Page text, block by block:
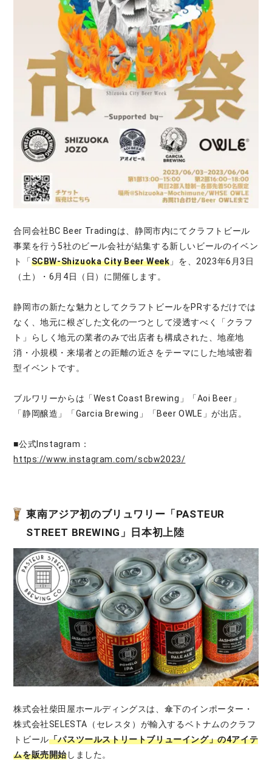
合同会社BC Beer Tradingは、静岡市内にてクラフトビール
事業を行う5社のビール会社が結集する新しいビールのイベン
ト「SCBW-Shizuoka City Beer Week 」を、2023年6月3日
（土）・6月4日（日）に開催します。
静岡市の新たな魅力としてクラフトビールをPRするだけでは
なく、地元に根ざした文化の一つとして浸透すべく「クラフ
ト」らしく地元の業者のみで出店者も構成された、地産地
消・小規模・来場者との距離の近さをテーマにした地域密着
型イベントです。
ブルワリーからは「West Coast Brewing」「Aoi Beer」
「静岡醸造」「Garcia Brewing」「Beer OWLE」が出店。
■公式Instagram：
https://www.instagram.com/scbw2023/
東南アジア初のブリュワリー「PASTEUR
STREET BREWING」日本初上陸
株式会社柴田屋ホールディングスは、傘下のインポーター・
株式会社SELESTA（セレスタ）が輸入するベトナムのクラフ
トビール「パスツールストリートブリューイング」の4アイテ
ムを販売開始しました。